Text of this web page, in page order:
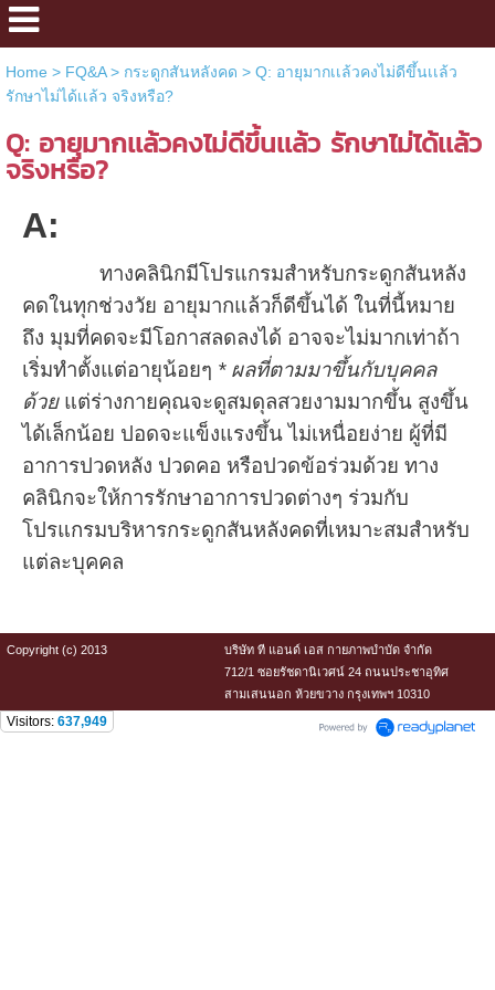
Home > FQ&A> กระดูกสันหลังคด > Q: อายุมากเเล้วคงไม่ดีขึ้นเเล้ว
รักษาไม่ได้เเล้ว จริงหรือ?
Q: อายุมากเเล้วคงไม่ดีขึ้นเเล้ว รักษาไม่ได้เเล้ว
จริงหรือ?
A:
ทางคลินิกมีโปรแกรมสำหรับกระดูกสันหลัง
คดในทุกช่วงวัย อายุมากแล้วก็ดีขึ้นได้ ในที่นี้หมาย
ถึง มุมที่คดจะมีโอกาสลดลงได้ อาจจะไม่มากเท่าถ้า
เริ่มทำตั้งแต่อายุน้อยๆ * ผลที่ตามมาขึ้นกับบุคคล
ด้วย แต่ร่างกายคุณจะดูสมดุลสวยงามมากขึ้น สูงขึ้น
ได้เล็กน้อย ปอดจะแข็งแรงขึ้น ไม่เหนื่อยง่าย ผู้ที่มี
อาการปวดหลัง ปวดคอ หรือปวดข้อร่วมด้วย ทาง
คลินิกจะให้การรักษาอาการปวดต่างๆ ร่วมกับ
โปรแกรมบริหารกระดูกสันหลังคดที่เหมาะสมสำหรับ
แต่ละบุคคล
Copyright (c) 2013
บริษัท ที แอนด์ เอส กายภาพบำบัด จำกัด
712/1 ซอยรัชดานิเวศน์ 24 ถนนประชาอุทิศ
สามเสนนอก ห้วยขวาง กรุงเทพฯ 10310
Visitors: 637,949